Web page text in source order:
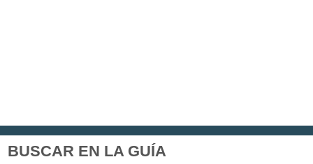
BUSCAR EN LA GUÍA